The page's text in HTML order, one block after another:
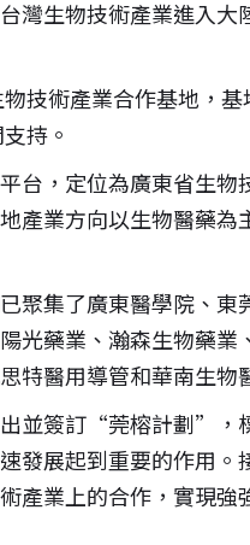
灣生物技術產業進入
技術產業合作基地，
持。
台，定位為廣東省生
產業方向以生物醫藥
聚集了廣東醫學院、
光藥業、瀚森生物藥
特醫用導管和華南生
並簽訂“莞榕計劃”，
展起到重要的作用。
產業上的合作，實現